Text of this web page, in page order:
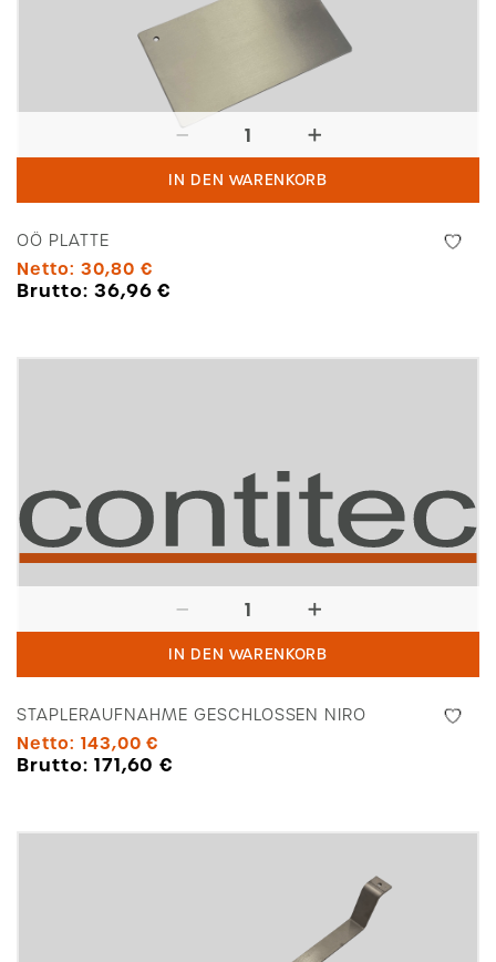
Platte
IN DEN WARENKORB
OÖ PLATTE
Netto: 30,80 €
Brutto: 36,96€
geschlossen
IN DEN WARENKORB
STAPLERAUFNAHME GESCHLOSSEN NIRO
Netto: 143,00€
Brutto: 171,60€